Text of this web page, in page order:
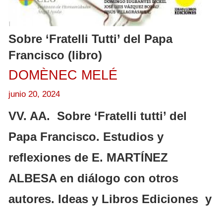
Sobre ‘Fratelli Tutti’ del Papa
Francisco (libro)
DOMÈNEC MELÉ
junio 20, 2024
VV. AA. Sobre ‘Fratelli tutti’ del
Papa Francisco. Estudios y
reflexiones de E. MARTÍNEZ
ALBESA en diálogo con otros
autores. Ideas y Libros Ediciones y